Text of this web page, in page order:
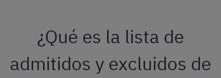
¿Qué es la lista de
admitidos y excluidos de